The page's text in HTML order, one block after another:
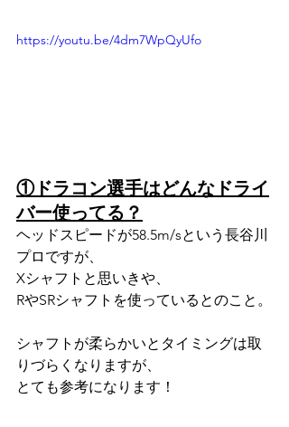
https://youtu.be/4dm7WpQyUfo
①ドラコン選手はどんなドライ
バー使ってる？
ヘッドスピードが58.5m/sという長谷川
プロですが、
Xシャフトと思いきや、
RやSRシャフトを使っているとのこと。
シャフトが柔らかいとタイミングは取
りづらくなりますが、
とても参考になります！